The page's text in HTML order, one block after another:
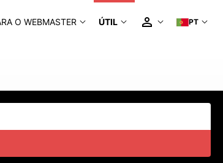
O WEBMASTER ÚTIL PT